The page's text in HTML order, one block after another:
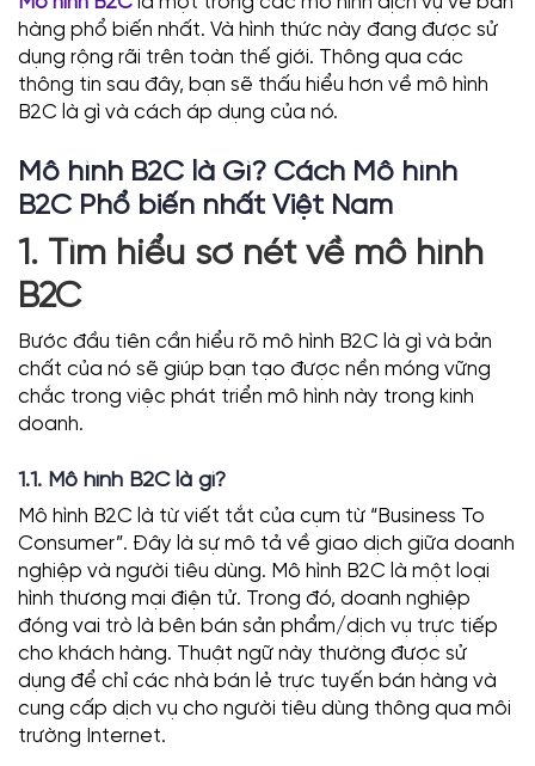
hàng phổ biến nhất. Và hình thức này đang được sử
dụng rộng rãi trên toàn thế giới. Thông qua các
thông tin sau đây, bạn sẽ thấu hiểu hơn về mô hình
B2C là gì và cách áp dụng của nó.
Mô hình B2C là Gì? Cách Mô hình
B2C Phổ biến nhất Việt Nam
1. Tìm hiểu sơ nét về mô hình
B2C
Bước đầu tiên cần hiểu rõ mô hình B2C là gì và bản
chất của nó sẽ giúp bạn tạo được nền móng vững
chắc trong việc phát triển mô hình này trong kinh
doanh.
1.1. Mô hình B2C là gì?
Mô hình B2C là từ viết tắt của cụm từ “Business To
Consumer”. Đây là sự mô tả về giao dịch giữa doanh
nghiệp và người tiêu dùng. Mô hình B2C là một loại
hình thương mại điện tử. Trong đó, doanh nghiệp
đóng vai trò là bên bán sản phẩm/dịch vụ trực tiếp
cho khách hàng. Thuật ngữ này thường được sử
dụng để chỉ các nhà bán lẻ trực tuyến bán hàng và
cung cấp dịch vụ cho người tiêu dùng thông qua môi
trường Internet.